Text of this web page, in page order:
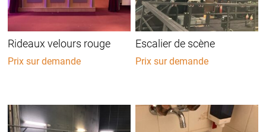
Rideaux velours rouge
Prix sur demande
Escalier de scène
Prix sur demande